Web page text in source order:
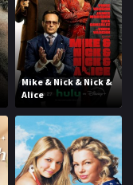
Mike & Nick & Nick &
Alice